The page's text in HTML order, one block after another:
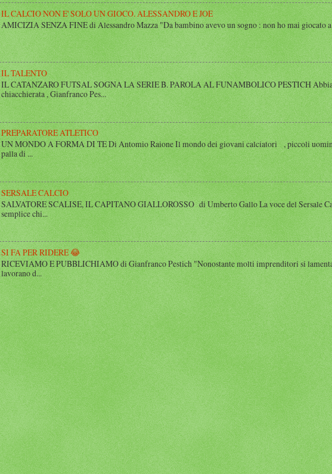
IL CALCIO NON E' SOLO UN GIOCO. ALESSANDRO E JOE
AMICIZIA SENZA FINE di Alessandro Mazza "Da bambino avevo un sogno : non ho mai giocato a
IL TALENTO
IL CATANZARO FUTSAL SOGNA LA SERIE B. PAROLA AL FUNAMBOLICO PESTICH
chiacchierata , Gianfranco Pes...
PREPARATORE ATLETICO
UN MONDO A FORMA DI TE Di Antomio Raione Il mondo dei giovani calciatori , piccoli
palla di ...
SERSALE CALCIO
SALVATORE SCALISE, IL CAPITANO GIALLOROSSO di Umberto Gallo La voce del Sersale
semplice chi...
SI FA PER RIDERE 😂
RICEVIAMO E PUBBLICHIAMO di Gianfranco Pestich "Nonostante molti imprenditori si
lavorano d...